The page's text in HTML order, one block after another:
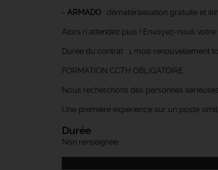
- ARMADO : dématérialisation gratuite et
Alors n'attendez plus ! Envoyez-nous votre
Durée du contrat : 1 mois renouvellement
FORMATION CCTH OBLIGATOIRE
Nous recherchons des personnes
Une première expérience sur un poste
Durée
Non renseignée